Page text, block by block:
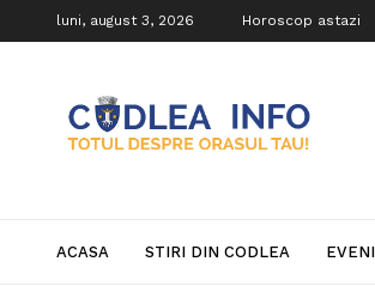
luni, august 3, 2026 Horoscop astazi
Info
ACASA STIRI DIN CODLEA